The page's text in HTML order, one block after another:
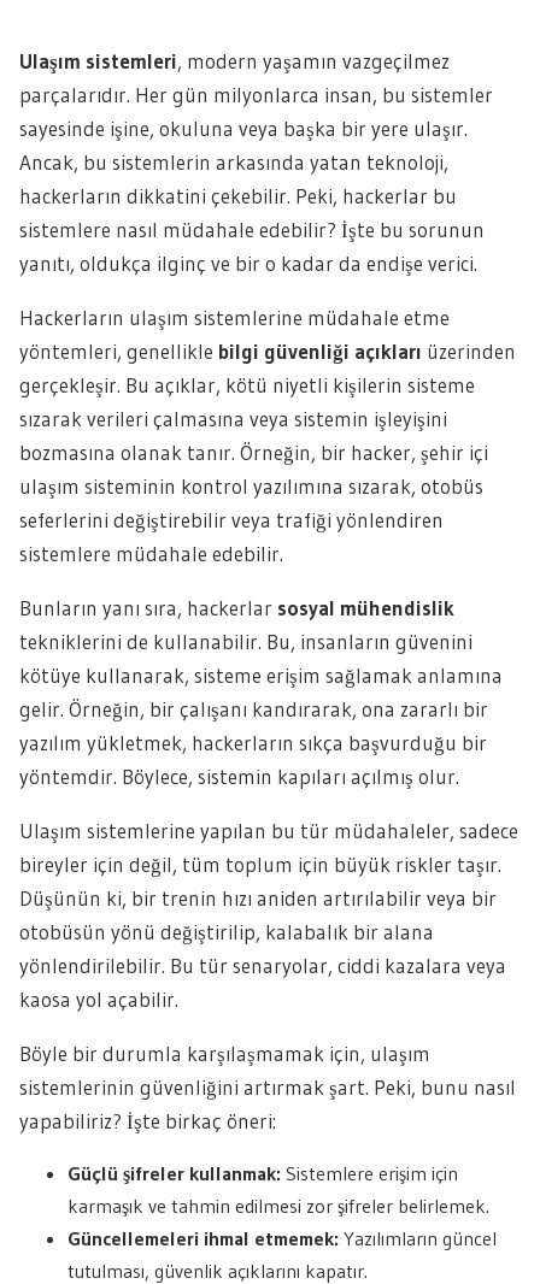
Ulaşım sistemleri, modern yaşamın vazgeçilmez
parçalarıdır. Her gün milyonlarca insan, bu sistemler
sayesinde işine, okuluna veya başka bir yere ulaşır.
Ancak, bu sistemlerin arkasında yatan teknoloji,
hackerların dikkatini çekebilir. Peki, hackerlar bu
sistemlere nasıl müdahale edebilir? İşte bu sorunun
yanıtı, oldukça ilginç ve bir o kadar da endişe verici.
Hackerların ulaşım sistemlerine müdahale etme
yöntemleri, genellikle bilgi güvenliği açıkları üzerinden
gerçekleşir. Bu açıklar, kötü niyetli kişilerin sisteme
sızarak verileri çalmasına veya sistemin işleyişini
bozmasına olanak tanır. Örneğin, bir hacker, şehir içi
ulaşım sisteminin kontrol yazılımına sızarak, otobüs
seferlerini değiştirebilir veya trafiği yönlendiren
sistemlere müdahale edebilir.
Bunların yanı sıra, hackerlar sosyal mühendislik
tekniklerini de kullanabilir. Bu, insanların güvenini
kötüye kullanarak, sisteme erişim sağlamak anlamına
gelir. Örneğin, bir çalışanı kandırarak, ona zararlı bir
yazılım yükletmek, hackerların sıkça başvurduğu bir
yöntemdir. Böylece, sistemin kapıları açılmış olur.
Ulaşım sistemlerine yapılan bu tür müdahaleler, sadece
bireyler için değil, tüm toplum için büyük riskler taşır.
Düşünün ki, bir trenin hızı aniden artırılabilir veya bir
otobüsün yönü değiştirilip, kalabalık bir alana
yönlendirilebilir. Bu tür senaryolar, ciddi kazalara veya
kaosa yol açabilir.
Böyle bir durumla karşılaşmamak için, ulaşım
sistemlerinin güvenliğini artırmak şart. Peki, bunu nasıl
yapabiliriz? İşte birkaç öneri:
Güçlü şifreler kullanmak: Sistemlere erişim için
karmaşık ve tahmin edilmesi zor şifreler belirlemek.
Güncellemeleri ihmal etmemek: Yazılımların güncel
tutulması, güvenlik açıklarını kapatır.